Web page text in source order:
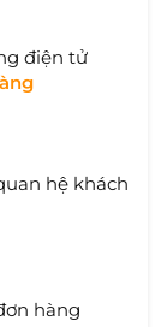
điện tử
hệ khách
hàng